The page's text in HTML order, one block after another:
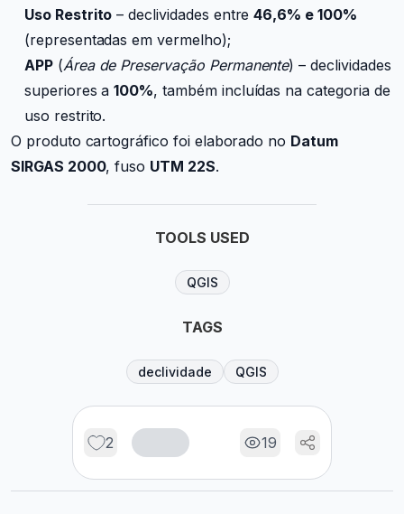
Uso Restrito – declividades entre46,6% e 100%
(representadas em vermelho);
APP(Área de Preservação Permanente) – declividades
superiores a100%, também incluídas na categoria de
uso restrito.
O produto cartográfico foi elaborado no Datum
SIRGAS 2000, fuso UTM 22S.
TOOLS USED
QGIS
TAGS
declividade QGIS
2 19